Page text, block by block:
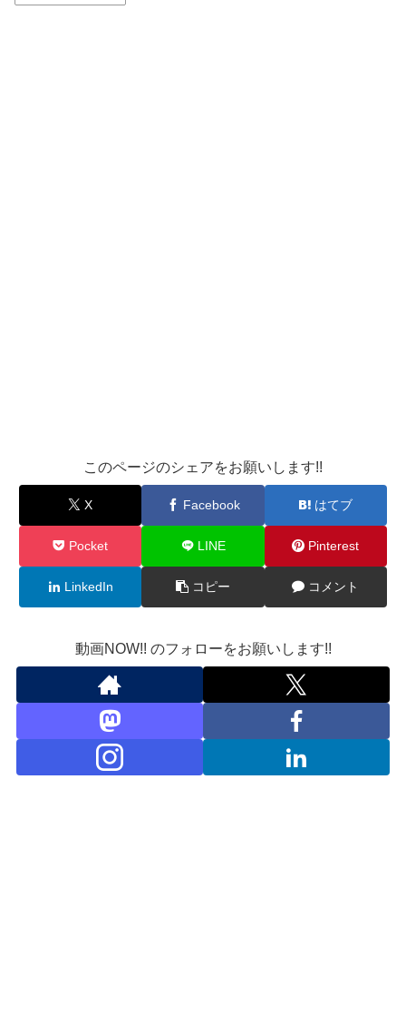
このページのシェアをお願いします!!
X Facebook はてブ
Pocket LINE Pinterest
LinkedIn コピー コメント
動画NOW!! のフォローをお願いします!!